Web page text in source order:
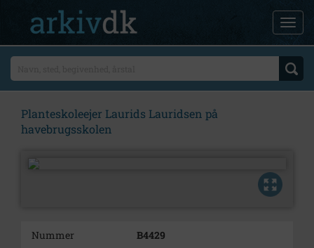
Planteskoleejer Laurids Lauridsen på
havebrugsskolen
Nummer
B4429